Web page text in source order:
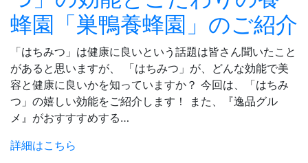
蜂園「巣鴨養蜂園」のご紹介
「はちみつ」は健康に良いという話題は皆さん聞いたこと
があると思いますが、 「はちみつ」が、どんな効能で美
容と健康に良いかを知っていますか？ 今回は、「はちみ
つ」の嬉しい効能をご紹介します！ また、『逸品グル
メ』がおすすすめする…
詳細はこちら